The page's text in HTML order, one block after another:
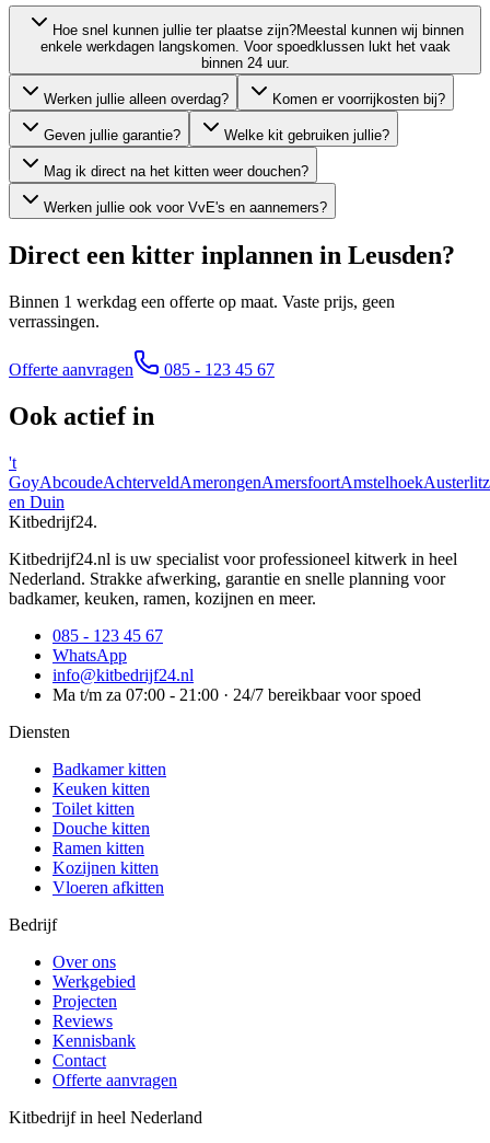
Hoe snel kunnen jullie ter plaatse zijn?Meestal kunnen wij binnen
enkele werkdagen langskomen. Voor spoedklussen lukt het vaak
binnen 24 uur.
Werken jullie alleen overdag? Komen er voorrijkosten bij?
Geven jullie garantie? Welke kit gebruiken jullie?
Mag ik direct na het kitten weer douchen?
Werken jullie ook voor VvE's en aannemers?
Direct een kitter inplannen in Leusden?
Binnen 1 werkdag een offerte op maat. Vaste prijs, geen
verrassingen.
Offerte aanvragen 085 - 123 45 67
Ook actief in
't
GoyAbcoudeAchterveldAmerongenAmersfoortAmstelhoekAusterlitz
en Duin
Kitbedrijf24.
Kitbedrijf24.nl is uw specialist voor professioneel kitwerk in heel
Nederland. Strakke afwerking, garantie en snelle planning voor
badkamer, keuken, ramen, kozijnen en meer.
085 - 123 45 67
WhatsApp
info@kitbedrijf24.nl
Ma t/m za 07:00 - 21:00 · 24/7 bereikbaar voor spoed
Diensten
Badkamer kitten
Keuken kitten
Toilet kitten
Douche kitten
Ramen kitten
Kozijnen kitten
Vloeren afkitten
Bedrijf
Over ons
Werkgebied
Projecten
Reviews
Kennisbank
Contact
Offerte aanvragen
Kitbedrijf in heel Nederland